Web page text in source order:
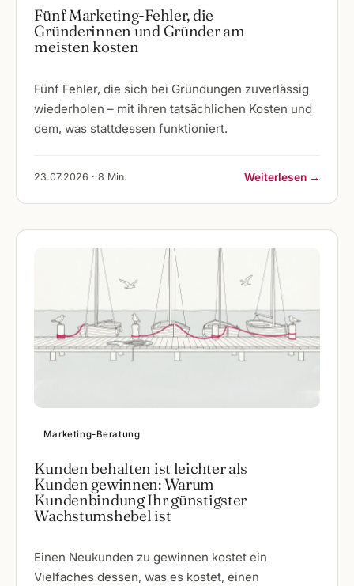
Fünf Marketing-Fehler, die
Gründerinnen und Gründer am
meisten kosten
Fünf Fehler, die sich bei Gründungen zuverlässig
wiederholen – mit ihren tatsächlichen Kosten und
dem, was stattdessen funktioniert.
23.07.2026 · 8 Min. Weiterlesen →
Marketing-Beratung
Kunden behalten ist leichter als
Kunden gewinnen: Warum
Kundenbindung Ihr günstigster
Wachstumshebel ist
Einen Neukunden zu gewinnen kostet ein
Vielfaches dessen, was es kostet, einen